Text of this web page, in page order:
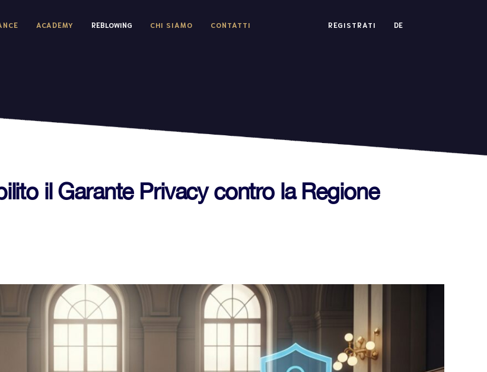
ACADEMY REBLOWING CHI SIAMO CONTATTI REGISTRATI DE
il Garante Privacy contro la Regione